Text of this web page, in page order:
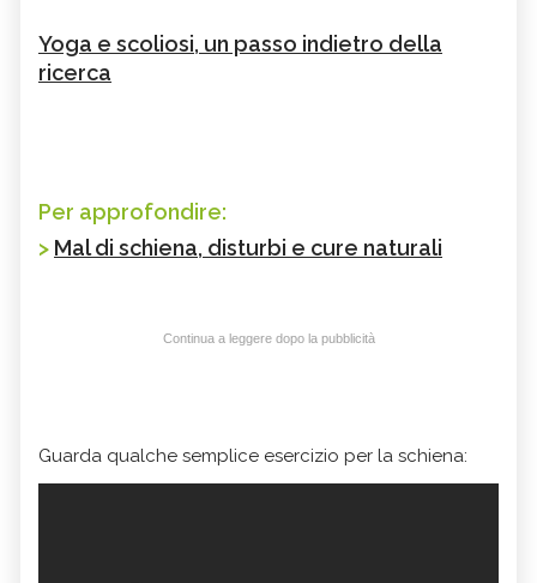
Yoga e scoliosi, un passo indietro della
ricerca
Per approfondire:
> Mal di schiena, disturbi e cure naturali
Continua a leggere dopo la pubblicità
Guarda qualche semplice esercizio per la schiena: